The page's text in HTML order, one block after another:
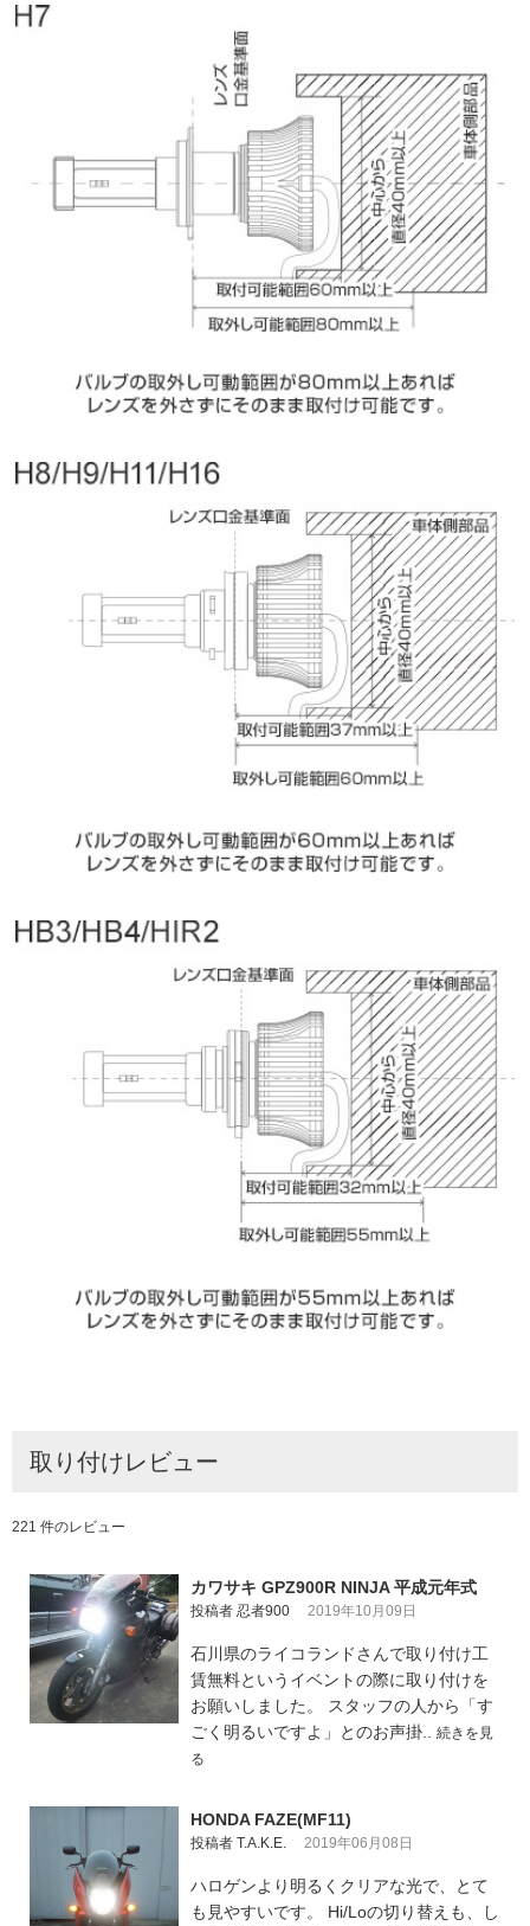
取り付けレビュー
221 件のレビュー
カワサキ GPZ900R NINJA 平成元年式
投稿者 忍者900 2019年10月09日
石川県のライコランドさんで取り付け工
賃無料というイベントの際に取り付けを
お願いしました。 スタッフの人から「す
ごく明るいですよ」とのお声掛.. 続きを見
る
HONDA FAZE(MF11)
投稿者 T.A.K.E. 2019年06月08日
ハロゲンより明るくクリアな光で、とて
も見やすいです。 Hi/Loの切り替えも、し